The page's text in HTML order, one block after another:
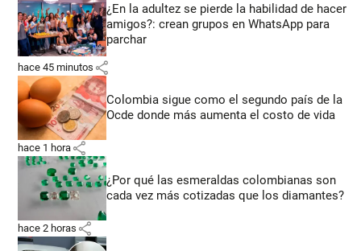
¿En la adultez se pierde la habilidad de hacer
amigos?: crean grupos en WhatsApp para
parchar
hace 45 minutos share
Colombia sigue como el segundo país de la
Ocde donde más aumenta el costo de vida
hace 1 hora share
¿Por qué las esmeraldas colombianas son
cada vez más cotizadas que los diamantes?
hace 2 horas share